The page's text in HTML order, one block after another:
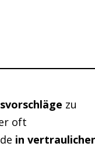
zu
oft
in